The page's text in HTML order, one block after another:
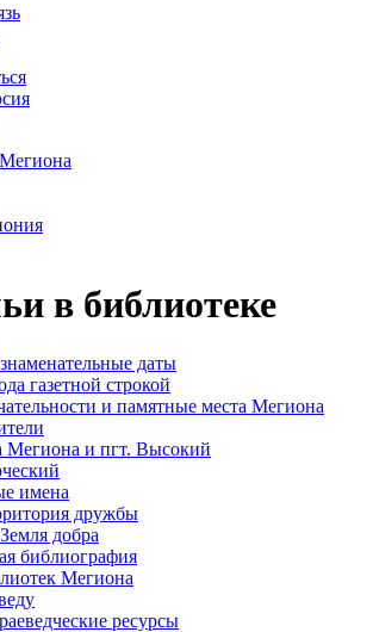
в библиотеке
даты
газетной строкой
и памятные места Мегиона
Мегиона и пгт. Высокий
имена
дружбы
добра
библиография
Мегиона
ресурсы